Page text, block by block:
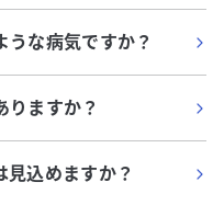
うな病気ですか？
りますか？
込めますか？